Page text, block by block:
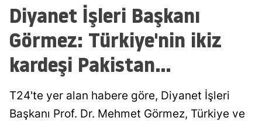
Diyanet İşleri Başkanı
Görmez: Türkiye'nin ikiz
kardeşi Pakistan...
T24'te yer alan habere göre, Diyanet İşleri
Başkanı Prof. Dr. Mehmet Görmez, Türkiye ve